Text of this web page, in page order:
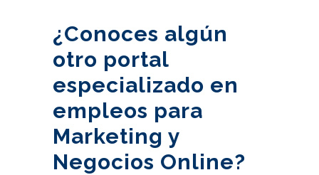
¿Conoces algún
otro portal
especializado en
empleos para
Marketing y
Negocios Online?